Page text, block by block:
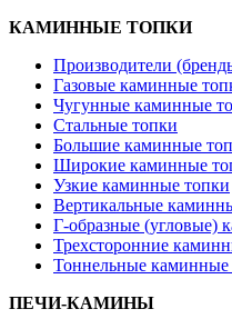
КАМИННЫЕ ТОПКИ
Производители
Газовые каминные
Чугунные каминные
Стальные топки
Большие каминные
Широкие каминные
Узкие каминные топки
Вертикальные
Г-образные (угловые)
Трехсторонние
Тоннельные каминные
ПЕЧИ-КАМИНЫ